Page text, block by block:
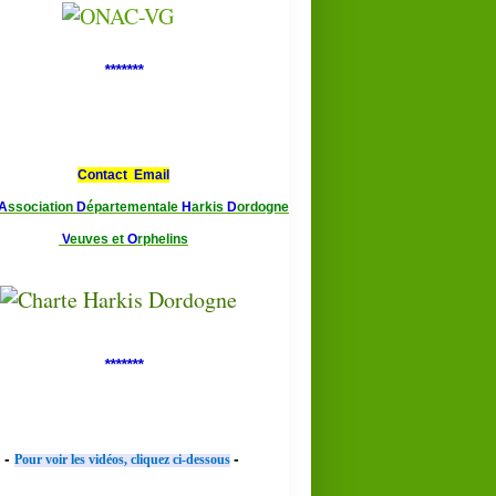
*******
Contact Email
ssociation Départementale Harkis Dordogne
Veuves et Orphelins
*******
- Pour voir les vidéos, cliquez ci-dessous -